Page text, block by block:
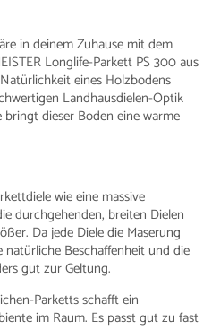
in deinem Zuhause mit dem
Longlife-Parkett PS 300 aus
eines Holzbodens
Landhausdielen-Optik
dieser Boden eine warme
wie eine massive
durchgehenden, breiten Dielen
Da jede Diele die Maserung
Beschaffenheit und die
gut zur Geltung.
Parketts schafft ein
im Raum. Es passt gut zu fast